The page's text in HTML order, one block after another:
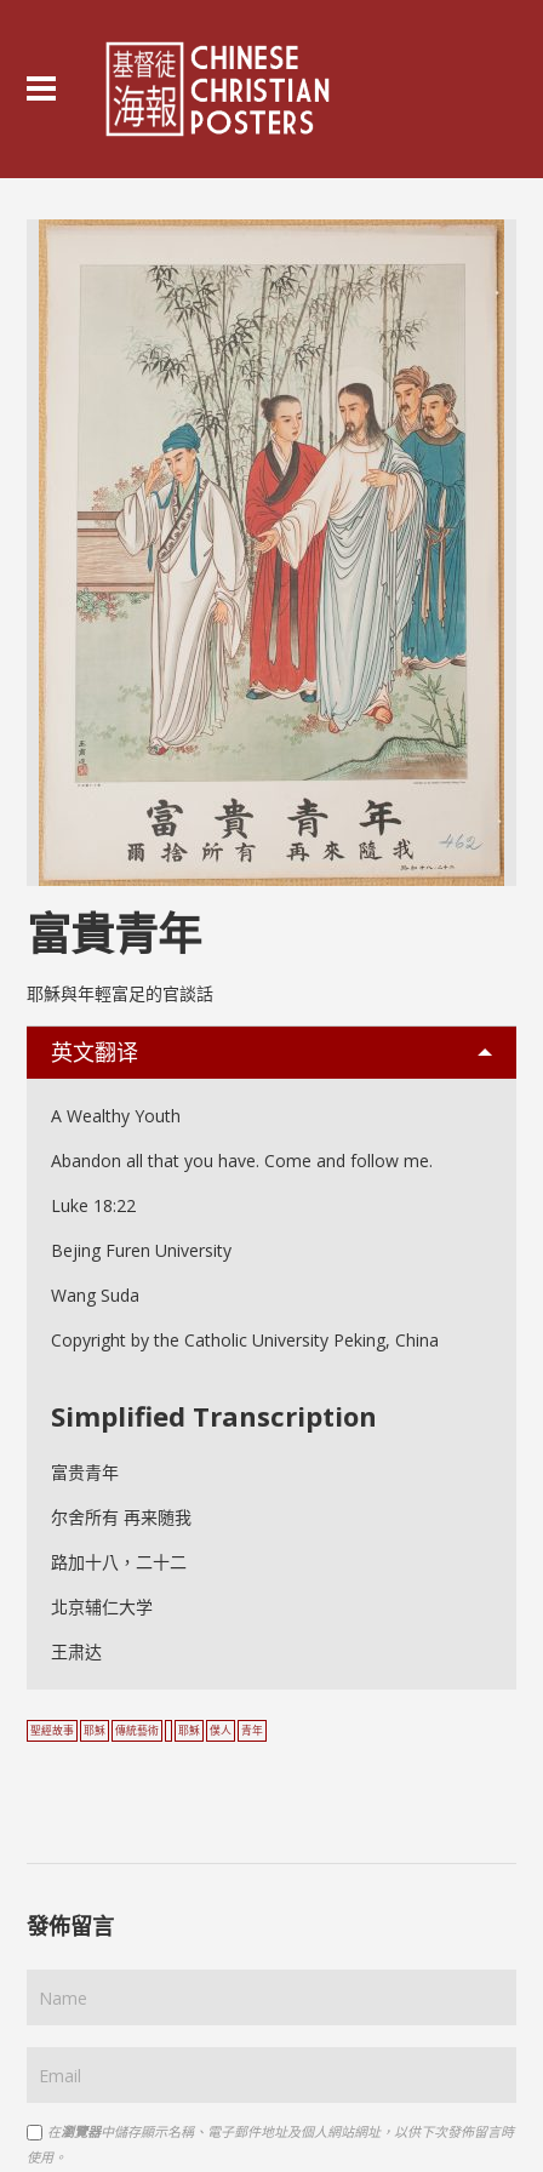
富貴青年
耶穌與年輕富足的官談話
英文翻译
A Wealthy Youth
Abandon all that you have. Come and follow me.
Luke 18:22
Bejing Furen University
Wang Suda
Copyright by the Catholic University Peking, China
Simplified Transcription
富贵青年
尔舍所有 再来随我
路加十八，二十二
北京辅仁大学
王肃达
聖經故事 耶穌 傳統藝術 耶穌 僕人 青年
發佈留言
在瀏覽器中儲存顯示名稱、電子郵件地址及個人網站網址，以供下次發佈留言時
使用。